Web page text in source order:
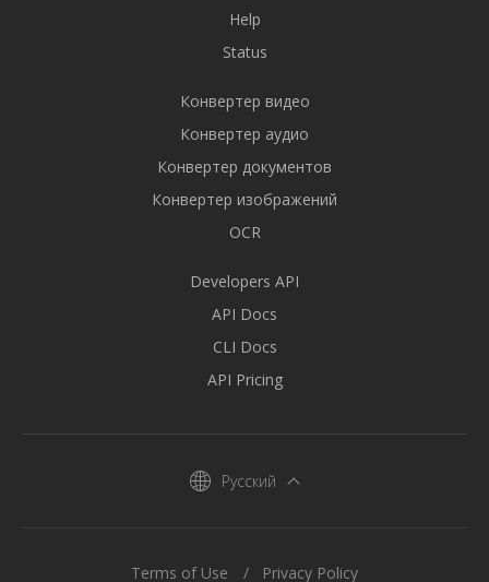
Help
Status
Конвертер видео
Конвертер аудио
Конвертер документов
Конвертер изображений
OCR
Developers API
API Docs
CLI Docs
API Pricing
Русский
Terms of Use Privacy Policy